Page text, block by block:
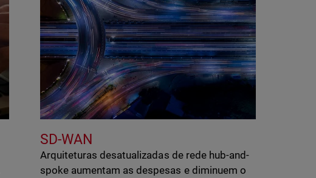
SD-WAN
Arquiteturas desatualizadas de rede hub-and-
spoke aumentam as despesas e diminuem o